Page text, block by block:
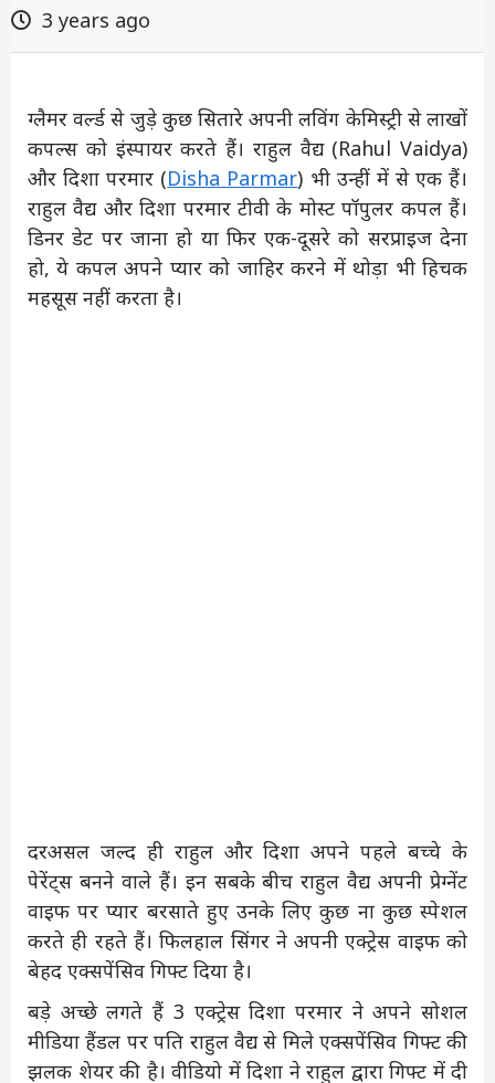
3 years ago
ग्लैमर वर्ल्ड से जुड़े कुछ सितारे अपनी लविंग केमिस्ट्री से लाखों
कपल्स को इंस्पायर करते हैं। राहुल वैद्य (Rahul Vaidya)
और दिशा परमार (Disha Parmar) भी उन्हीं में से एक हैं।
राहुल वैद्य और दिशा परमार टीवी के मोस्ट पॉपुलर कपल हैं।
डिनर डेट पर जाना हो या फिर एक-दूसरे को सरप्राइज देना
हो, ये कपल अपने प्यार को जाहिर करने में थोड़ा भी हिचक
महसूस नहीं करता है।
दरअसल जल्द ही राहुल और दिशा अपने पहले बच्चे के
पेरेंट्स बनने वाले हैं। इन सबके बीच राहुल वैद्य अपनी प्रेग्नेंट
वाइफ पर प्यार बरसाते हुए उनके लिए कुछ ना कुछ स्पेशल
करते ही रहते हैं। फिलहाल सिंगर ने अपनी एक्ट्रेस वाइफ को
बेहद एक्सपेंसिव गिफ्ट दिया है।
बड़े अच्छे लगते हैं 3 एक्ट्रेस दिशा परमार ने अपने सोशल
मीडिया हैंडल पर पति राहुल वैद्य से मिले एक्सपेंसिव गिफ्ट की
झलक शेयर की है। वीडियो में दिशा ने राहुल द्वारा गिफ्ट में दी